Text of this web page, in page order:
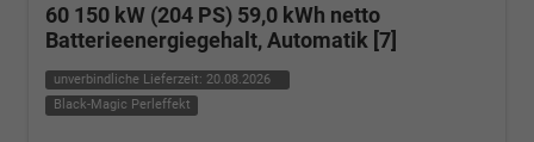
60 150 kW (204 PS) 59,0 kWh netto
Batterieenergiegehalt, Automatik [7]
unverbindliche Lieferzeit: 20.08.2026
Black-Magic Perleffekt